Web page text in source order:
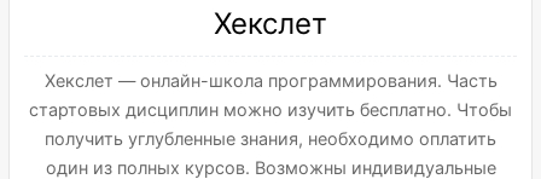
Хекслет
Хекслет — онлайн-школа программирования. Часть
стартовых дисциплин можно изучить бесплатно. Чтобы
получить углубленные знания, необходимо оплатить
один из полных курсов. Возможны индивидуальные